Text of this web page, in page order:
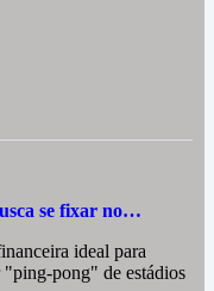
se fixar no…
ideal para
pong" de estádios